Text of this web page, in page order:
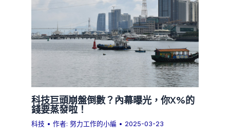
科技巨頭崩盤倒數？內幕曝光，你X%的
錢要蒸發啦！
科技 • 作者:努力工作的小編 • 2025-03-23